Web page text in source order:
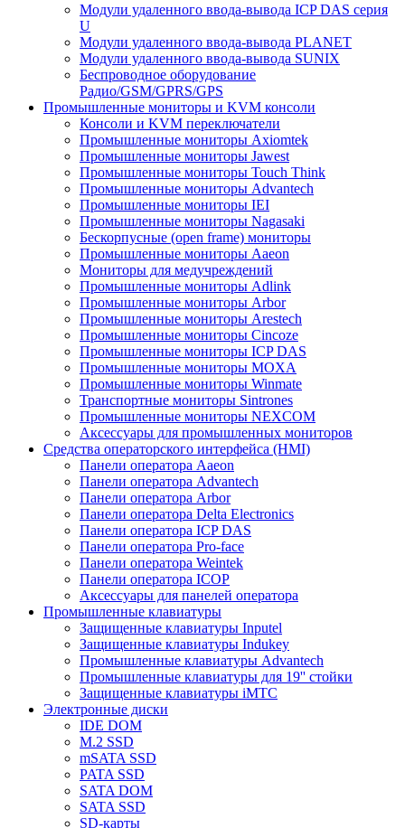
Модули удаленного ввода-вывода ICP DAS серия
U
Модули удаленного ввода-вывода PLANET
Модули удаленного ввода-вывода SUNIX
Беспроводное оборудование
Радио/GSM/GPRS/GPS
Промышленные мониторы и KVM консоли
Консоли и KVM переключатели
Промышленные мониторы Axiomtek
Промышленные мониторы Jawest
Промышленные мониторы Touch Think
Промышленные мониторы Advantech
Промышленные мониторы IEI
Промышленные мониторы Nagasaki
Бескорпусные (open frame) мониторы
Промышленные мониторы Aaeon
Мониторы для медучреждений
Промышленные мониторы Adlink
Промышленные мониторы Arbor
Промышленные мониторы Arestech
Промышленные мониторы Cincoze
Промышленные мониторы ICP DAS
Промышленные мониторы MOXA
Промышленные мониторы Winmate
Транспортные мониторы Sintrones
Промышленные мониторы NEXCOM
Аксессуары для промышленных мониторов
Средства операторского интерфейса (HMI)
Панели оператора Aaeon
Панели оператора Advantech
Панели оператора Arbor
Панели оператора Delta Electronics
Панели оператора ICP DAS
Панели оператора Pro-face
Панели оператора Weintek
Панели оператора ICOP
Аксессуары для панелей оператора
Промышленные клавиатуры
Защищенные клавиатуры Inputel
Защищенные клавиатуры Indukey
Промышленные клавиатуры Advantech
Промышленные клавиатуры для 19'' стойки
Защищенные клавиатуры iMTC
Электронные диски
IDE DOM
M.2 SSD
mSATA SSD
PATA SSD
SATA DOM
SATA SSD
SD-карты